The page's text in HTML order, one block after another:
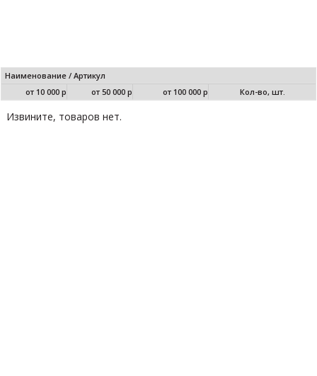
Наименование / Артикул
от 10 000 р
от 50 000 р от 100 000 р Кол-во, шт.
Извините, товаров нет.